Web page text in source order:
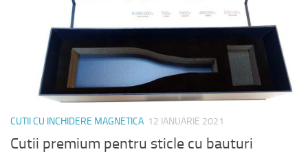
CUTII CU INCHIDERE MAGNETICA 12 IANUARIE 2021
Cutii premium pentru sticle cu bauturi